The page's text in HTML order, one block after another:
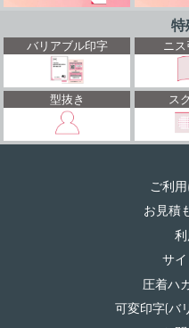
バリアブル印字 ニ
型抜き ス
ご利
お見積
サ
圧着ハ
可変印字(バ